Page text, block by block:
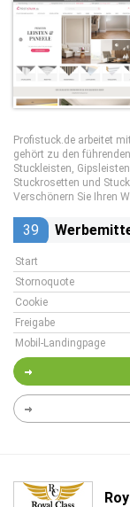
Profistuck.de arbeitet
gehört zu den
Stuckleisten,
Stuckrosetten und
Verschönern Sie Ihren
39
Start
Stornoquote
Cookie
Freigabe
Mobil-Landingpage